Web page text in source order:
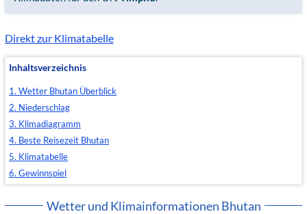
Direkt zur Klimatabelle
Inhaltsverzeichnis
1. Wetter Bhutan Überblick
2. Niederschlag
3. Klimadiagramm
4. Beste Reisezeit Bhutan
5. Klimatabelle
6. Gewinnspiel
Wetter und Klimainformationen Bhutan